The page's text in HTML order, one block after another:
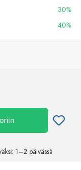
30%
40%
: 1–2 päivässä